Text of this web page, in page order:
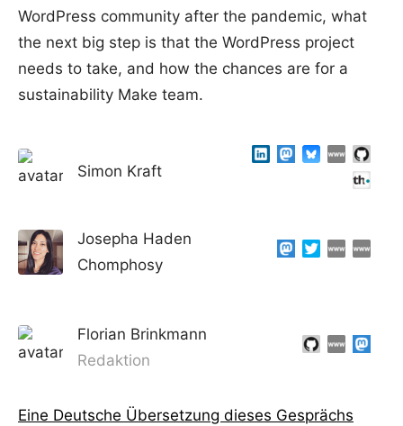
WordPress community after the pandemic, what
the next big step is that the WordPress project
needs to take, and how the chances are for a
sustainability Make team.
Simon Kraft
Josepha Haden
Chomphosy
Florian Brinkmann
Redaktion
Eine Deutsche Übersetzung dieses Gesprächs